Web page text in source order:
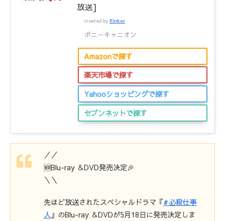
放送]
created by Rinker
ポニーキャニオン
Amazonで探す
楽天市場で探す
Yahooショッピングで探す
セブンネットで探す
／／
🆕Blu-ray ＆DVD発売決定🎉
＼＼
先ほど放送されたスペシャルドラマ『#必殺仕事
人 』のBlu-ray ＆DVDが5月18日に発売決定しま